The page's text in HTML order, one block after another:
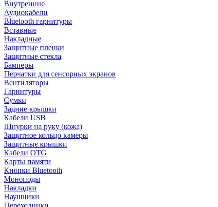
Внутренние
Аудиокабели
Bluetooth гарнитуры
Вставные
Накладные
Защитные пленки
Защитные стекла
Бамперы
Перчатки для сенсорных экранов
Вентиляторы
Гарнитуры
Сумки
Задние крышки
Кабели USB
Шнурки на руку (кожа)
Защитное кольцо камеры
Защитные крышки
Кабели OTG
Карты памяти
Кнопки Bluetooth
Моноподы
Накладки
Наушники
Переходники